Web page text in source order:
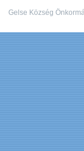
Gelse Község